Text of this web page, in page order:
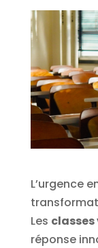
L’urgence
Les
réponse